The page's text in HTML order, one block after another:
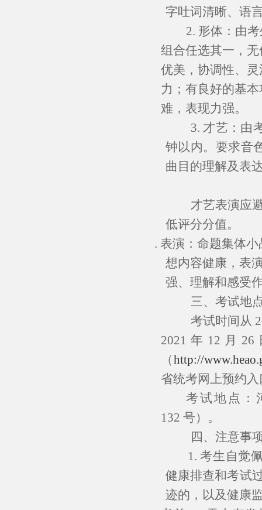
字吐词清晰、语
2. 形体：由
组合任选其一，
优美，协调性、
力；有良好的基
难，表现力强。
3. 才艺：由
钟以内。要求音
曲目的理解及表
才艺表演应
低评分分值。
4.表演：命题集体
想内容健康，表
强、理解和感受
三、考试地
考试时间从
2021 年 12 月 26
（http://
省统考网上预约入
考试地点：
132 号）。
四、注意事
1. 考生自觉
健康排查和考试
迹的，以及健康